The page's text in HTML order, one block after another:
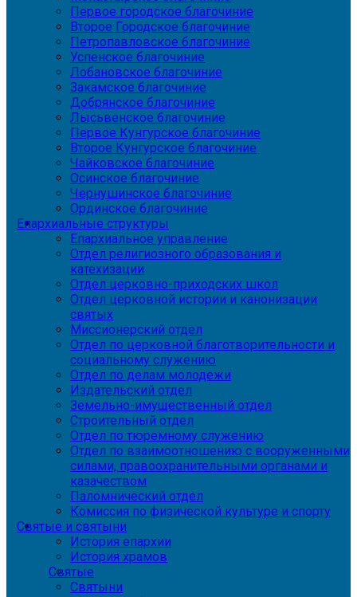
Первое городское благочиние
Второе Городское благочиние
Петропавловское благочиние
Успенское благочиние
Лобановское благочиние
Закамское благочиние
Добрянское благочиние
Лысьвенское благочиние
Первое Кунгурское благочиние
Второе Кунгурское благочиние
Чайковское благочиние
Осинское благочиние
Чернушинское благочиние
Ординское благочиние
Епархиальные структуры
Епархиальное управление
Отдел религиозного образования и
катехизации
Отдел церковно-приходских школ
Отдел церковной истории и канонизации
святых
Миссионерский отдел
Отдел по церковной благотворительности и
социальному служению
Отдел по делам молодежи
Издательский отдел
Земельно-имущественный отдел
Строительный отдел
Отдел по тюремному служению
Отдел по взаимоотношению с вооруженными
силами, правоохранительными органами и
казачеством
Паломнический отдел
Комиссия по физической культуре и спорту
Святые и святыни
История епархии
История храмов
Святые
Святыни